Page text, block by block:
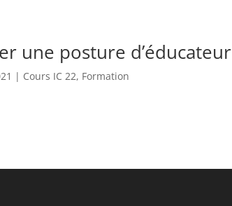
une posture d’éducateur
| Cours IC 22, Formation